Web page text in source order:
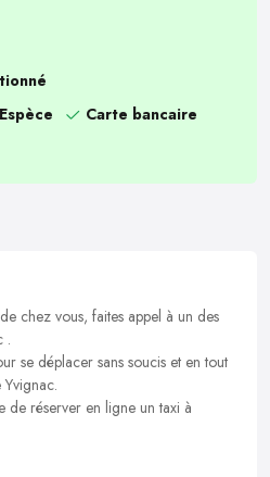
Espèce
Carte bancaire
chez vous, faites appel à un des
.
se déplacer sans soucis et en tout
de réserver en ligne un taxi à